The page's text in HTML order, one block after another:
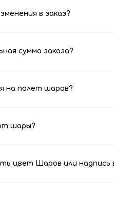
в заказ?
сумма заказа?
на полет шаров?
шары?
цвет Шаров или надпись